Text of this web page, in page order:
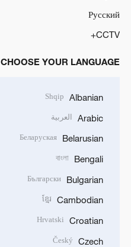
Русский
CCTV+
CHOOSE YOUR LANGUAGE
Albanian
Shqip
Arabic العربية
Belarusian
Беларуская
Bengali
বাংলা
Bulgarian
Български
Cambodian
ខ្មែរ
Croatian
Hrvatski
Czech
Český